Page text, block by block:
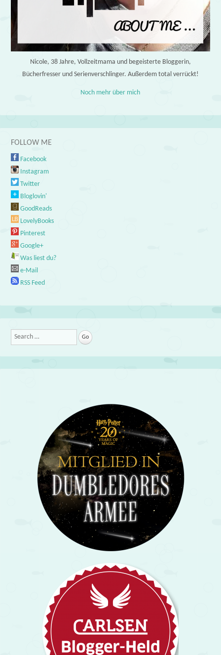
Nicole, 38 Jahre, Vollzeitmama und begeisterte Bloggerin,
Bücherfresser und Serienverschlinger. Außerdem total verrückt!
Noch mehr über mich
FOLLOW ME
Facebook
Instagram
Twitter
Bloglovin'
GoodReads
LovelyBooks
Pinterest
Google+
Was liest du?
e-Mail
RSS Feed
Search